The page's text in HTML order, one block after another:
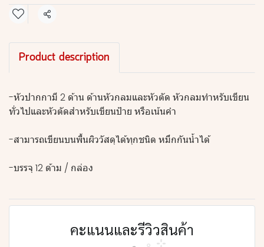
แชร์
Product description
-หัวปากกามี 2 ด้าน ด้านหัวกลมและหัวตัด หัวกลมทำหรับเขียน
ทั่วไปและหัวตัดสำหรับเขียนป้าย หรือเน้นคำ
-สามารถเขียนบนพื้นผิววัสดุได้ทุกชนิด หมึกกันน้ำได้
-บรรจุ 12 ด้าม / กล่อง
คะแนนและรีวิวสินค้า